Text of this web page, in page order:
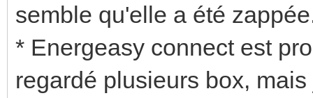
semble qu'elle a été
* Energeasy connect est
regardé plusieurs box,